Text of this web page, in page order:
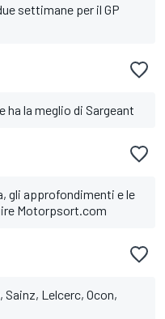
settimane per il GP
ha la meglio di Sargeant
gli approfondimenti e le
Motorpsort.com
Lelcerc, Ocon,